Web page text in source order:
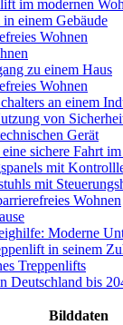
Bilddaten